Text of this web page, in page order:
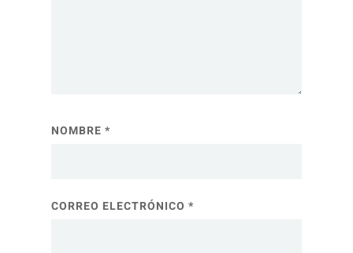
NOMBRE *
CORREO ELECTRÓNICO *